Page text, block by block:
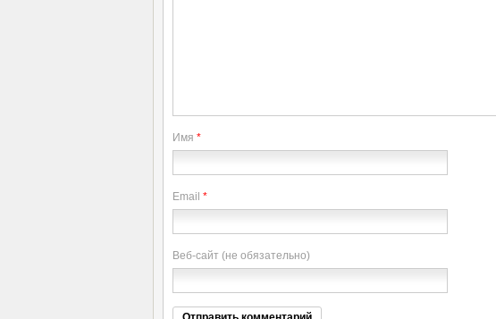
Имя *
Email *
Веб-сайт (не обязательно)